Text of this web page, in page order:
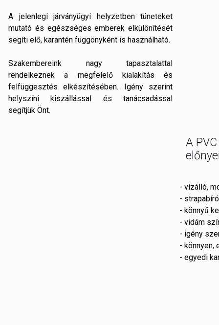
A jelenlegi járványügyi helyzetben tüneteket
mutató és egészséges emberek elkülönítését
segíti elő, karantén függönyként is használható.
Szakembereink nagy tapasztalattal
rendelkeznek a megfelelő kialakítás és
felfüggesztés elkészítésében. Igény szerint
helyszíni kiszállással és tanácsadással
segítjük Önt.
A
- vízálló,
-
- könnyű
- vidám
- igény
- könnyen,
- egyedi